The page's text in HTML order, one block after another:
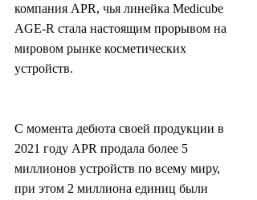
компания APR, чья линейка Medicube
AGE-R стала настоящим прорывом на
мировом рынке косметических
устройств.
С момента дебюта своей продукции в
2021 году APR продала более 5
миллионов устройств по всему миру,
при этом 2 миллиона единиц были